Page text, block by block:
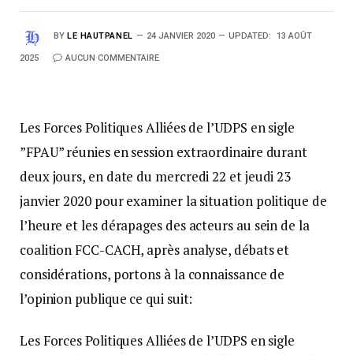
BY LE HAUTPANEL 24 JANVIER 2020 UPDATED: 13 AOÛT
2025 AUCUN COMMENTAIRE
Les Forces Politiques Alliées de l’UDPS en sigle
”FPAU” réunies en session extraordinaire durant
deux jours, en date du mercredi 22 et jeudi 23
janvier 2020 pour examiner la situation politique de
l’heure et les dérapages des acteurs au sein de la
coalition FCC-CACH, après analyse, débats et
considérations, portons à la connaissance de
l’opinion publique ce qui suit:
Les Forces Politiques Alliées de l’UDPS en sigle